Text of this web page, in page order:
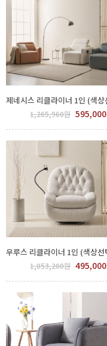
1,265,960원 595,000
1,053,200원 495,000